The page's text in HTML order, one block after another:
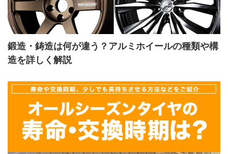
鍛造・鋳造は何が違う？アルミホイールの種類や構
造を詳しく解説